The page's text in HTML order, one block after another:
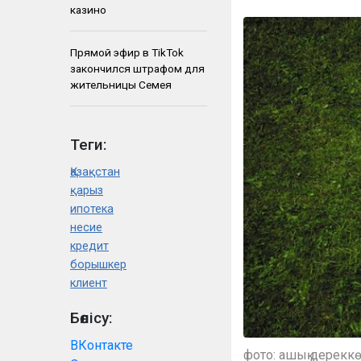
казино
Прямой эфир в TikTok
закончился штрафом для
жительницы Семея
Теги:
Қазақстан
қарыз
ипотека
несие
кредит
борышкер
клиент
Бөлісу:
ВКонтакте
фото: ашық